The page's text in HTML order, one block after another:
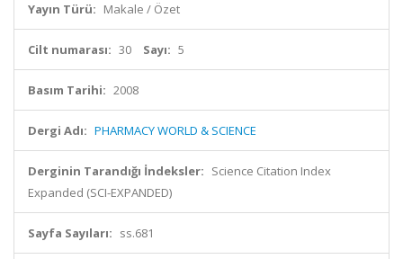
Yayın Türü: Makale / Özet
Cilt numarası: 30 Sayı: 5
Basım Tarihi: 2008
Dergi Adı: PHARMACY WORLD & SCIENCE
Derginin Tarandığı İndeksler: Science Citation Index
Expanded (SCI-EXPANDED)
Sayfa Sayıları: ss.681